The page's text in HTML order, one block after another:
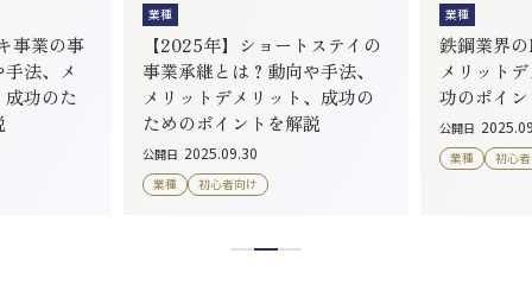
事業の事
法、メ
功のた
業種
【2025年】ショートステイの
事業承継とは？動向や手法、
メリットデメリット、成功の
ためのポイントを解説
公開日 2025.09.30
業種 初心者向け
業種
鉄鋼業界
メリット
功のポイ
公開日
業種 初心